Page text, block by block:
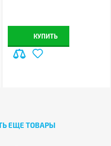
КУПИТЬ
ЕЩЕ ТОВАРЫ